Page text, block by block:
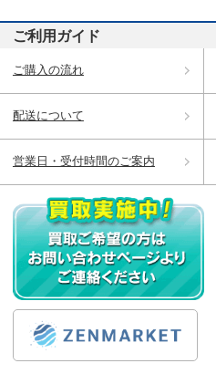
ご利用ガイド
ご購入の流れ
配送について
営業日・受付時間のご案内